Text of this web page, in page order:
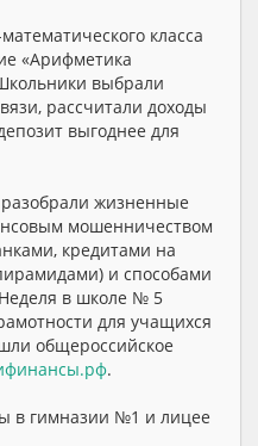
класса
«Арифметика
выбрали
рассчитали доходы
выгоднее для
жизненные
мошенничеством
кредитами на
и способами
в школе № 5
для учащихся
общероссийское
.
в гимназии №1 и лицее